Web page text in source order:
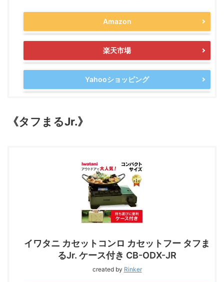
Amazon
楽天市場
Yahooショッピング
《タフまるJr.》
イワタニ カセットコンロ カセットフー タフま
るJr. ケース付き CB-ODX-JR
created by Rinker